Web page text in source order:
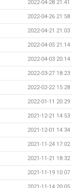
2022-04-28 21:41
2022-04-26 21:58
2022-04-21 21:03
2022-04-05 21:14
2022-04-03 20:14
2022-03-27 18:23
2022-02-22 15:28
2022-01-11 20:29
2021-12-21 14:53
2021-12-01 14:34
2021-11-24 17:02
2021-11-21 18:32
2021-11-19 10:07